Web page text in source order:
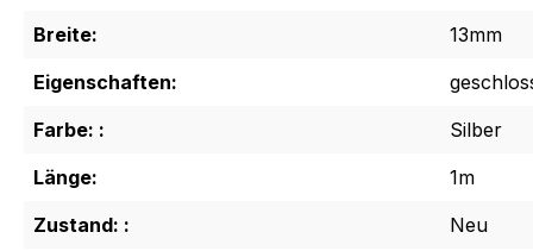
Breite:
13mm
Eigenschaften:
Farbe: :
Silber
Länge:
1m
Zustand: :
Neu